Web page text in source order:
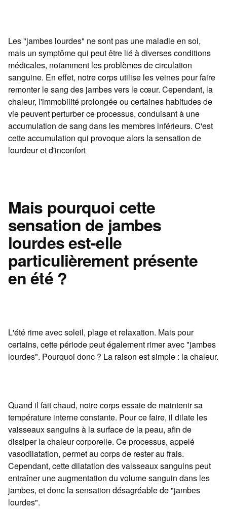
Les "jambes lourdes" ne sont pas une maladie en soi,
mais un symptôme qui peut être lié à diverses conditions
médicales, notamment les problèmes de circulation
sanguine. En effet, notre corps utilise les veines pour faire
remonter le sang des jambes vers le cœur. Cependant, la
chaleur, l'immobilité prolongée ou certaines habitudes de
vie peuvent perturber ce processus, conduisant à une
accumulation de sang dans les membres inférieurs. C'est
cette accumulation qui provoque alors la sensation de
lourdeur et d'inconfort
Mais pourquoi cette
sensation de jambes
lourdes est-elle
particulièrement présente
en été ?
L'été rime avec soleil, plage et relaxation. Mais pour
certains, cette période peut également rimer avec "jambes
lourdes". Pourquoi donc ? La raison est simple : la chaleur.
Quand il fait chaud, notre corps essaie de maintenir sa
température interne constante. Pour ce faire, il dilate les
vaisseaux sanguins à la surface de la peau, afin de
dissiper la chaleur corporelle. Ce processus, appelé
vasodilatation, permet au corps de rester au frais.
Cependant, cette dilatation des vaisseaux sanguins peut
entraîner une augmentation du volume sanguin dans les
jambes, et donc la sensation désagréable de "jambes
lourdes".